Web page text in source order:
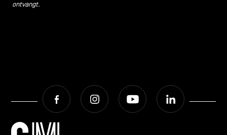
ontvangt.
Facebook Instagram Youtube